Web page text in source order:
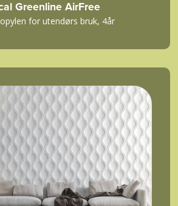
Greenline AirFree
for utendørs bruk, 4år